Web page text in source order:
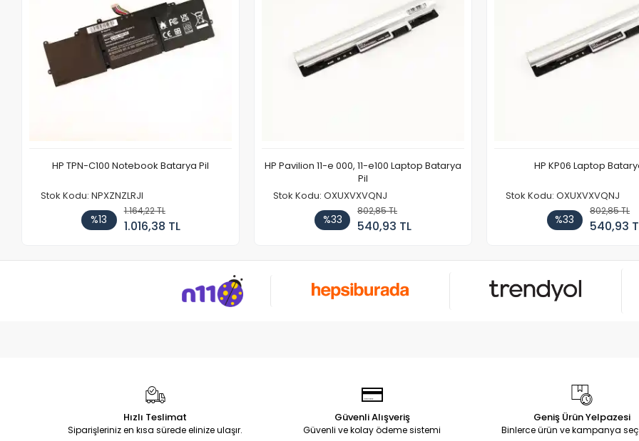
HP TPN-C100 Notebook Batarya Pil
Stok Kodu: NPXZNZLRJI
%13
1.164,22 TL
1.016,38 TL
HP Pavilion 11-e 000, 11-e100 Laptop Batarya
Pil
Stok Kodu: OXUXVXVQNJ
%33
802,85 TL
540,93 TL
HP KP06 Laptop
Stok Kodu: OXUXVXVQNJ
%33
802,85 TL
540,93
Hızlı Teslimat
Siparişleriniz en kısa sürede elinize ulaşır.
Güvenli Alışveriş
Güvenli ve kolay ödeme sistemi
Geniş Ürün Yelpazesi
Binlerce ürün ve kampanya